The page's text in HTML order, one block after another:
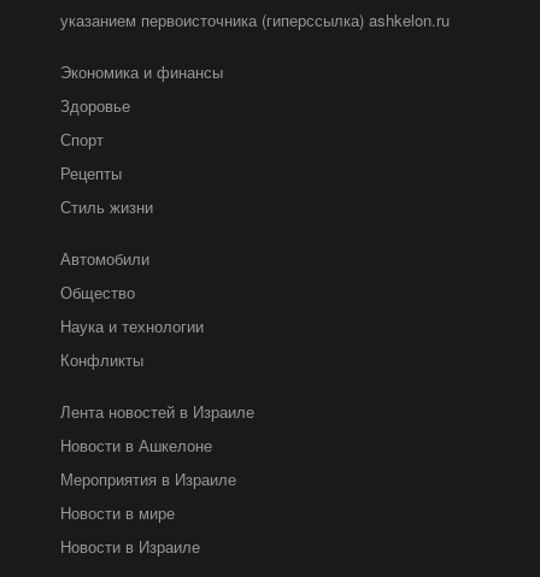
указанием первоисточника (гиперссылка) ashkelon.ru
Экономика и финансы
Здоровье
Спорт
Рецепты
Стиль жизни
Автомобили
Общество
Наука и технологии
Конфликты
Лента новостей в Израиле
Новости в Ашкелоне
Мероприятия в Израиле
Новости в мире
Новости в Израиле